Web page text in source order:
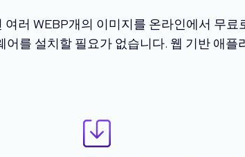
러 WEBP개의 이미지를 온라인에서 무
어를 설치할 필요가 없습니다. 웹 기반 애